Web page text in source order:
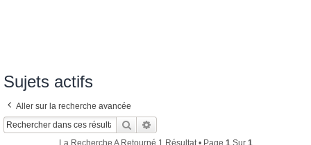
Sujets actifs
Aller sur la recherche avancée
Rechercher
La Recherche A Retourné 1 Résultat • Page 1 Sur 1